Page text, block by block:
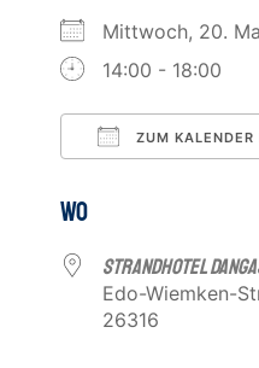
Mittwoch, 20.
14:00 - 18:00
ZUM KALENDER
WO
Strandhotel
Edo-Wiemken-
26316